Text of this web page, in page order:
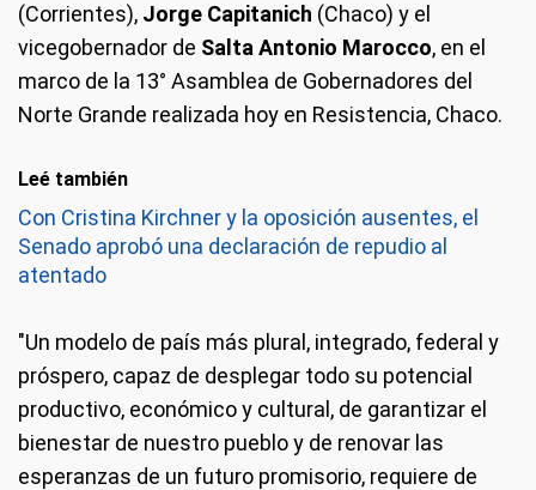
(Corrientes), Jorge Capitanich (Chaco) y el
vicegobernador de Salta Antonio Marocco, en el
marco de la 13° Asamblea de Gobernadores del
Norte Grande realizada hoy en Resistencia, Chaco.
Leé también
Con Cristina Kirchner y la oposición ausentes, el
Senado aprobó una declaración de repudio al
atentado
"Un modelo de país más plural, integrado, federal y
próspero, capaz de desplegar todo su potencial
productivo, económico y cultural, de garantizar el
bienestar de nuestro pueblo y de renovar las
esperanzas de un futuro promisorio, requiere de